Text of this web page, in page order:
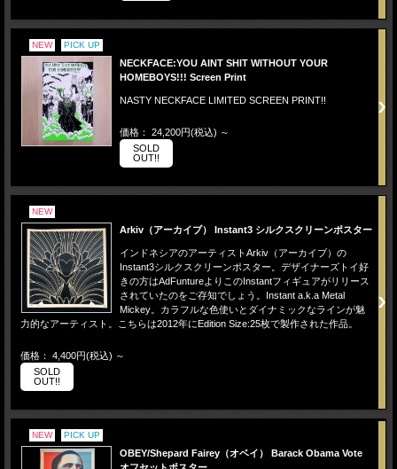
NEW PICK UP
NECKFACE:YOU AINT SHIT WITHOUT YOUR
HOMEBOYS!!! Screen Print
NASTY NECKFACE LIMITED SCREEN PRINT!!
価格： 24,200円(税込) ～
SOLD
OUT!!
NEW
Arkiv（アーカイブ） Instant3 シルクスクリーンポスター
インドネシアのアーティストArkiv（アーカイブ）の
Instant3シルクスクリーンポスター。デザイナーズトイ好
きの方はAdFuntureよりこのInstantフィギュアがリリース
されていたのをご存知でしょう。Instant a.k.a Metal
Mickey。カラフルな色使いとダイナミックなラインが魅
力的なアーティスト。こちらは2012年にEdition Size:25枚で製作された作品。
価格： 4,400円(税込) ～
SOLD
OUT!!
NEW PICK UP
OBEY/Shepard Fairey（オベイ） Barack Obama Vote